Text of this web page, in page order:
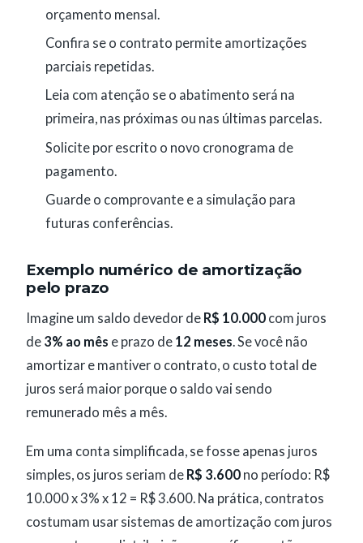
orçamento mensal.
Confira se o contrato permite amortizações
parciais repetidas.
Leia com atenção se o abatimento será na
primeira, nas próximas ou nas últimas parcelas.
Solicite por escrito o novo cronograma de
pagamento.
Guarde o comprovante e a simulação para
futuras conferências.
Exemplo numérico de amortização
pelo prazo
Imagine um saldo devedor de R$ 10.000 com juros
de 3% ao mês e prazo de 12 meses. Se você não
amortizar e mantiver o contrato, o custo total de
juros será maior porque o saldo vai sendo
remunerado mês a mês.
Em uma conta simplificada, se fosse apenas juros
simples, os juros seriam de R$ 3.600 no período: R$
10.000 x 3% x 12 = R$ 3.600. Na prática, contratos
costumam usar sistemas de amortização com juros